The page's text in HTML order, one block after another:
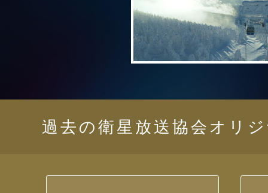
過去の衛星放送協会オリ